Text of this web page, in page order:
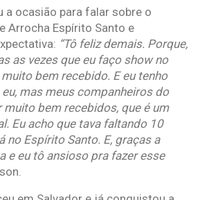
a ocasião para falar sobre o
Arrocha Espírito Santo e
“Tô feliz demais. Porque,
as vezes que eu faço show no
bem recebido. E eu tenho
mas meus companheiros do
muito bem recebidos, que é um
Eu acho que tava faltando 10
no Espírito Santo. E, graças a
e eu tô ansioso pra fazer esse